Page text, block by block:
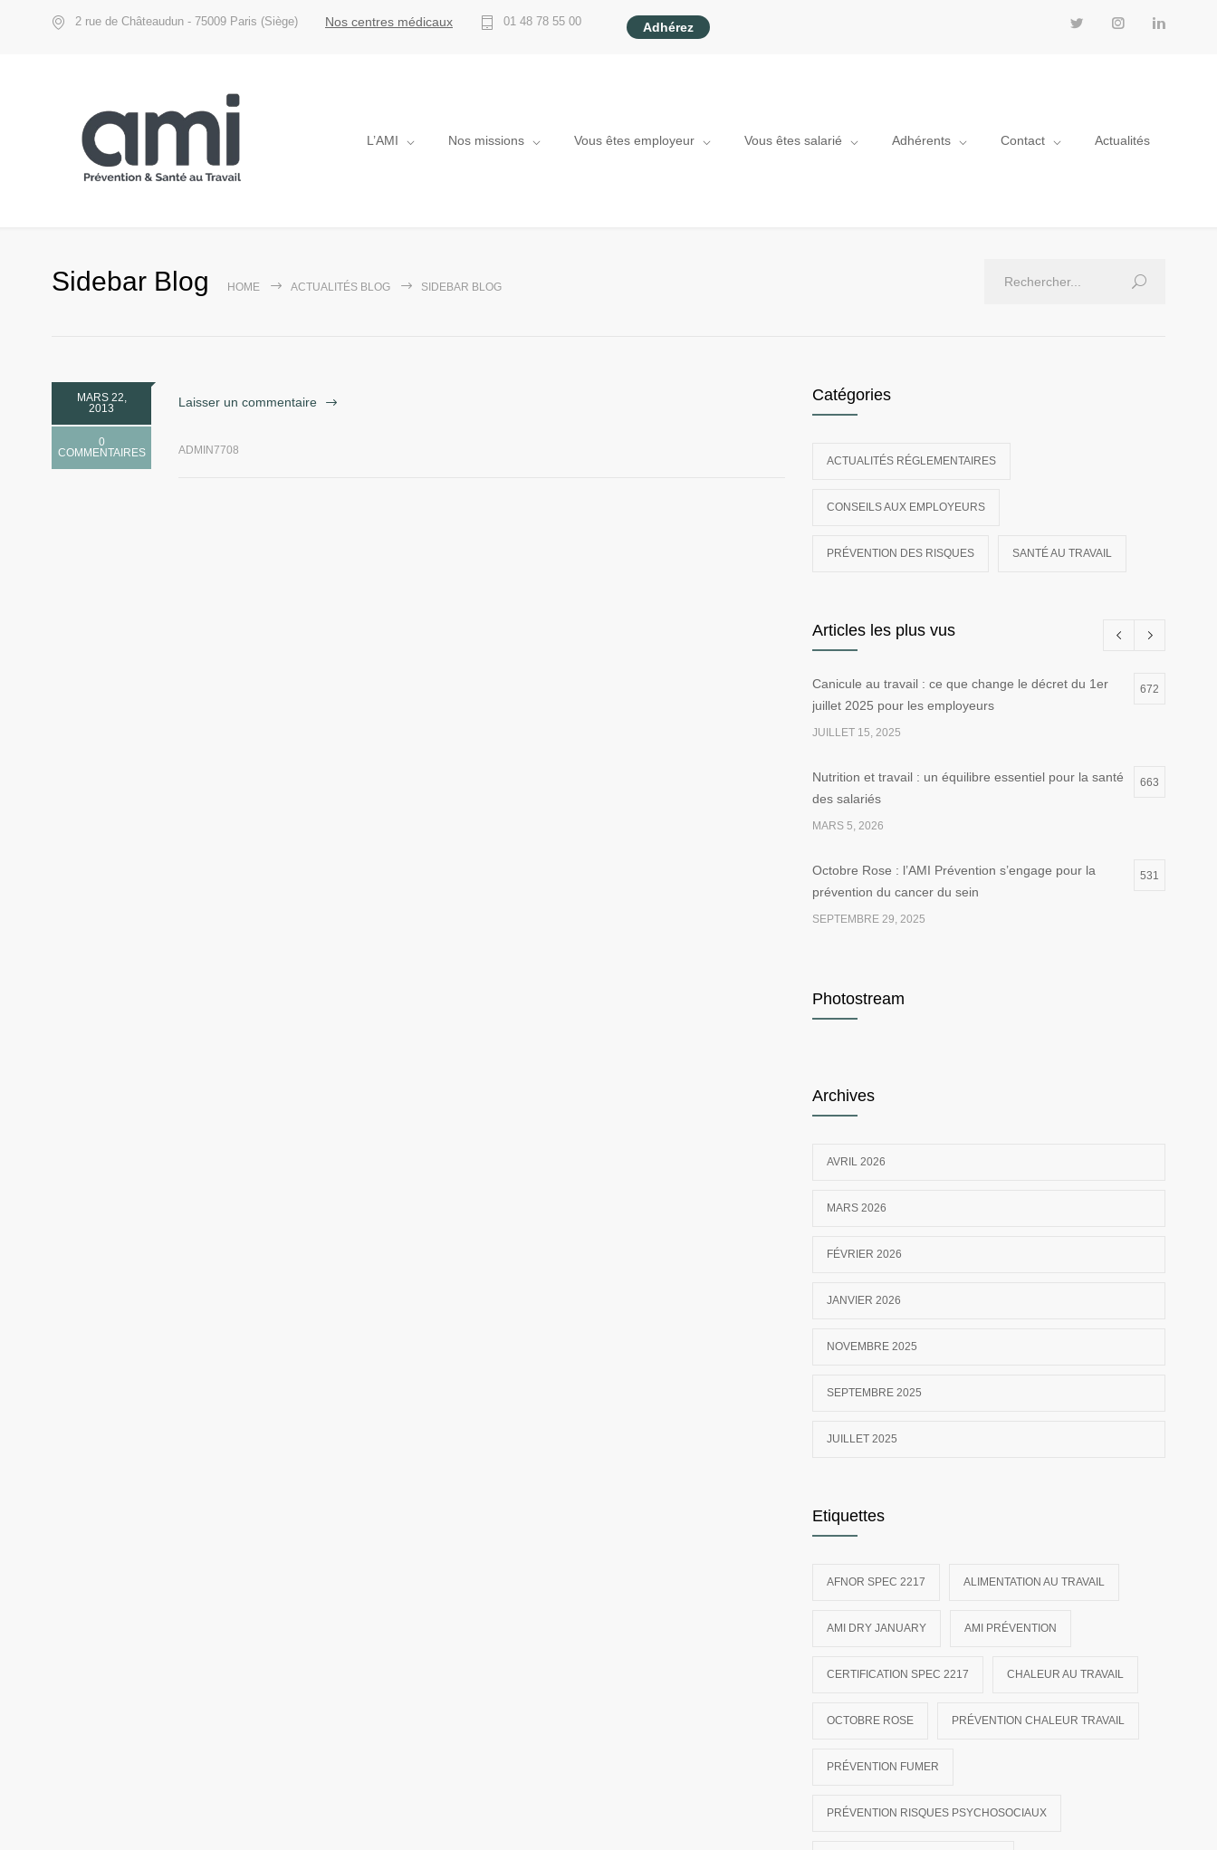
2 rue de Châteaudun - 75009 Paris (Siège) Nos centres médicaux 01 48 78 55 00 Adhérez
L’AMI Nos missions Vous êtes employeur Vous êtes salarié Adhérents Contact Actualités
Sidebar Blog HOME ACTUALITÉS BLOG SIDEBAR BLOG
MARS 22,
2013
0
COMMENTAIRES
Laisser un commentaire
ADMIN7708
Catégories
ACTUALITÉS RÉGLEMENTAIRES
CONSEILS AUX EMPLOYEURS
PRÉVENTION DES RISQUES SANTÉ AU TRAVAIL
Articles les plus vus
Canicule au travail : ce que change le décret du 1er
juillet 2025 pour les employeurs
672
JUILLET 15, 2025
Nutrition et travail : un équilibre essentiel pour la santé
des salariés
663
MARS 5, 2026
Octobre Rose : l’AMI Prévention s’engage pour la
prévention du cancer du sein
531
SEPTEMBRE 29, 2025
Photostream
Archives
AVRIL 2026
MARS 2026
FÉVRIER 2026
JANVIER 2026
NOVEMBRE 2025
SEPTEMBRE 2025
JUILLET 2025
Etiquettes
AFNOR SPEC 2217 ALIMENTATION AU TRAVAIL
AMI DRY JANUARY AMI PRÉVENTION
CERTIFICATION SPEC 2217 CHALEUR AU TRAVAIL
OCTOBRE ROSE PRÉVENTION CHALEUR TRAVAIL
PRÉVENTION FUMER
PRÉVENTION RISQUES PSYCHOSOCIAUX